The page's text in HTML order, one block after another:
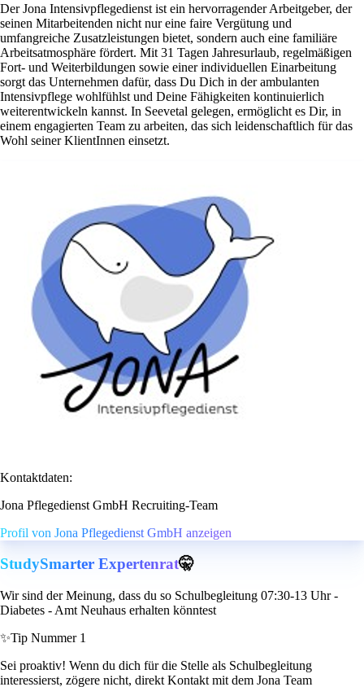
Der Jona Intensivpflegedienst ist ein hervorragender Arbeitgeber, der
seinen Mitarbeitenden nicht nur eine faire Vergütung und
umfangreiche Zusatzleistungen bietet, sondern auch eine familiäre
Arbeitsatmosphäre fördert. Mit 31 Tagen Jahresurlaub, regelmäßigen
Fort- und Weiterbildungen sowie einer individuellen Einarbeitung
sorgt das Unternehmen dafür, dass Du Dich in der ambulanten
Intensivpflege wohlfühlst und Deine Fähigkeiten kontinuierlich
weiterentwickeln kannst. In Seevetal gelegen, ermöglicht es Dir, in
einem engagierten Team zu arbeiten, das sich leidenschaftlich für das
Wohl seiner KlientInnen einsetzt.
Kontaktdaten:
Jona Pflegedienst GmbH Recruiting-Team
Profil von Jona Pflegedienst GmbH anzeigen
StudySmarter Expertenrat🤫
Wir sind der Meinung, dass du so Schulbegleitung 07:30-13 Uhr -
Diabetes - Amt Neuhaus erhalten könntest
✨Tip Nummer 1
Sei proaktiv! Wenn du dich für die Stelle als Schulbegleitung
interessierst, zögere nicht, direkt Kontakt mit dem Jona Team